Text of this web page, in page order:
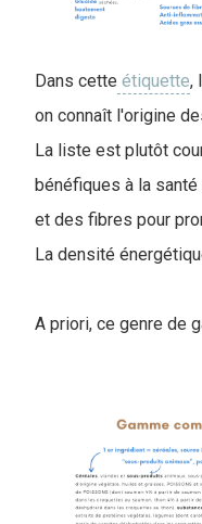
Dans cette étiquette,
on connaît l'origine
La liste est plutôt
bénéfiques à la
et des fibres pour
La densité
A priori, ce genre de